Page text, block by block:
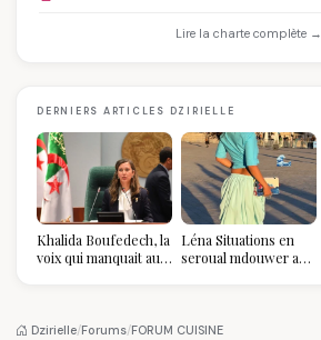
Lire la charte complète →
DERNIERS ARTICLES DZIRIELLE
Khalida Boufedech, la
voix qui manquait au
Léna Situations en
seroual mdouwer au
pièce mode de l'été
Dzirielle/Forums/FORUM CUISINE